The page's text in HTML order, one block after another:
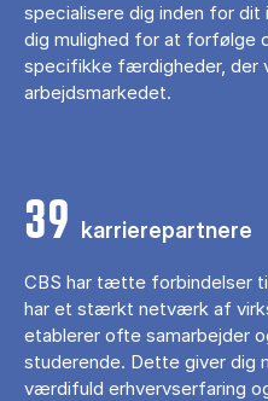
specialisere dig inden for
dig mulighed for at forfølge
specifikke færdigheder, der
arbejdsmarkedet.
39 karrierepartnere
CBS har tætte forbindelser
har et stærkt netværk af
etablerer ofte samarbejder
studerende. Dette giver dig
værdifuld erhvervserfaring